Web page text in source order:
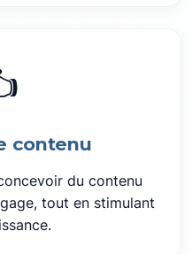
contenu
du contenu
tout en stimulant